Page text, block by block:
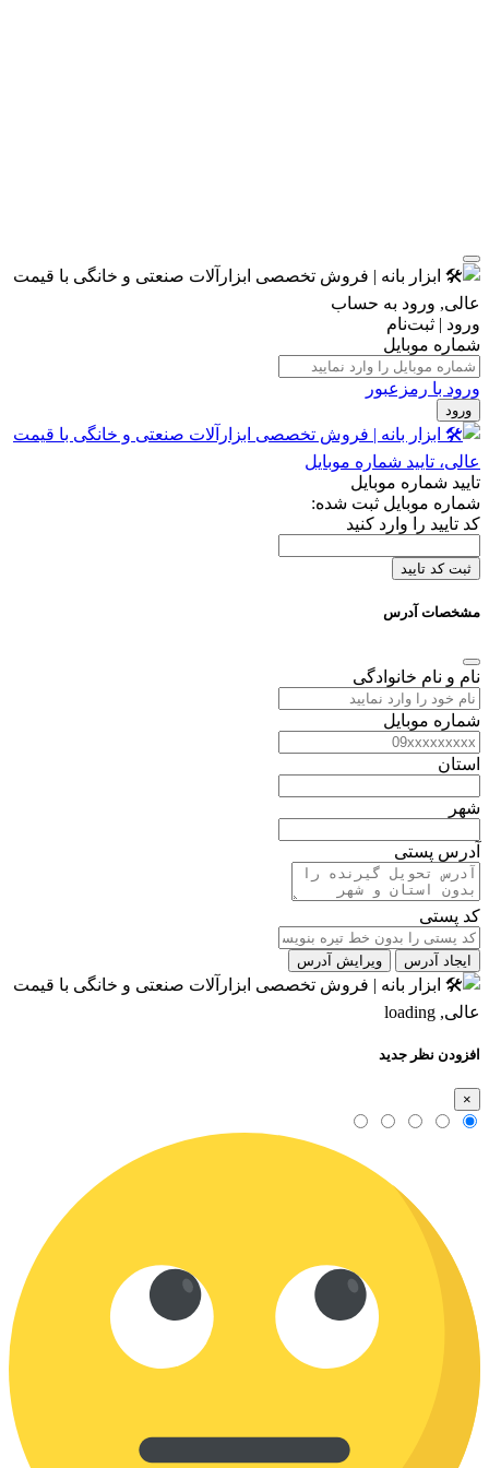
ورود | ثبت‌نام
شماره موبایل
ورود با رمزعبور
ورود
تایید شماره موبایل
شماره موبایل ثبت شده:
کد تایید را وارد کنید
ثبت کد تایید
مشخصات آدرس
نام و نام خانوادگی
شماره موبایل
استان
شهر
آدرس پستی
کد پستی
ایجاد آدرس ویرایش آدرس
افزودن نظر جدید
×